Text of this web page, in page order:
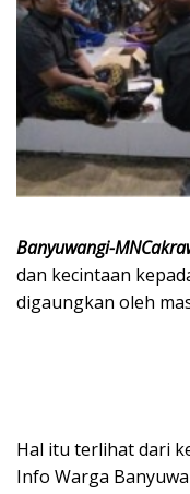
Banyuwangi-
dan kecintaan
digaungkan oleh
Hal itu terlihat dari
Info Warga